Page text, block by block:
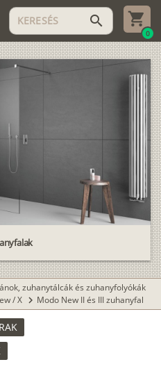
search
0
zuhanytálcák és zuhanyfolyókák
/ X chevron_right Modo New II és III zuhanyfal